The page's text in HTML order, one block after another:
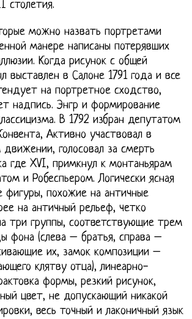
столетия.
можно назвать портретами
манере написаны потерявших
Когда рисунок с общей
выставлен в Салоне 1791 года и все
на портретное сходство,
надпись. Энгр и формирование
В 1792 избран депутатом
Активно участвовал в
голосовал за смерть
где XVI, примкнул к монтаньярам
и Робеспьером. Логически ясная
фигуры, похожие на античные
на античный рельеф, четко
три группы, соответствующие трем
фона (слева – братья, справа –
их, замок композиции –
клятву отца), линеарно-
формы, резкий рисунок,
цвет, не допускающий никакой
весь точный и лаконичный язык